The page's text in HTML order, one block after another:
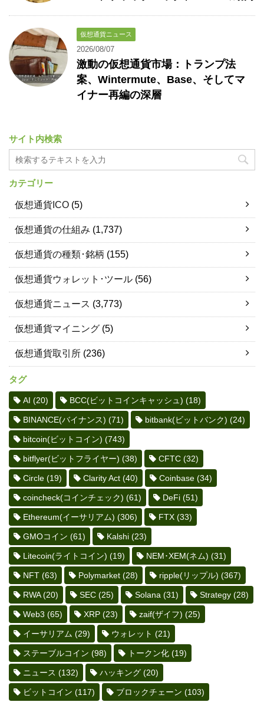
仮想通貨ニュース
2026/08/07
激動の仮想通貨市場：トランプ法
案、Wintermute、Base、そしてマ
イナー再編の深層
サイト内検索
カテゴリー
仮想通貨ICO (5)
仮想通貨の仕組み (1,737)
仮想通貨の種類･銘柄 (155)
仮想通貨ウォレット･ツール (56)
仮想通貨ニュース (3,773)
仮想通貨マイニング (5)
仮想通貨取引所 (236)
タグ
AI (20) BCC(ビットコインキャッシュ) (18)
BINANCE(バイナンス) (71) bitbank(ビットバンク) (24)
bitcoin(ビットコイン) (743)
bitflyer(ビットフライヤー) (38) CFTC (32)
Circle (19) Clarity Act (40) Coinbase (34)
coincheck(コインチェック) (61) DeFi (51)
Ethereum(イーサリアム) (306) FTX (33)
GMOコイン (61) Kalshi (23)
Litecoin(ライトコイン) (19) NEM･XEM(ネム) (31)
NFT (63) Polymarket (28) ripple(リップル) (367)
RWA(20) SEC (25) Solana (31) Strategy (28)
Web3 (65) XRP (23) zaif(ザイフ) (25)
イーサリアム (29) ウォレット (21)
ステーブルコイン (98) トークン化 (19)
ニュース (132) ハッキング (20)
ビットコイン (117) ブロックチェーン (103)